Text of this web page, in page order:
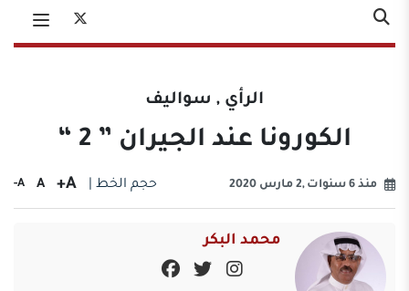
الرأي , سواليف
الكورونا عند الجيران ” 2 “
منذ 6 سنوات ,2 مارس 2020 حجم الخط | A+
A
A-
محمد البكر